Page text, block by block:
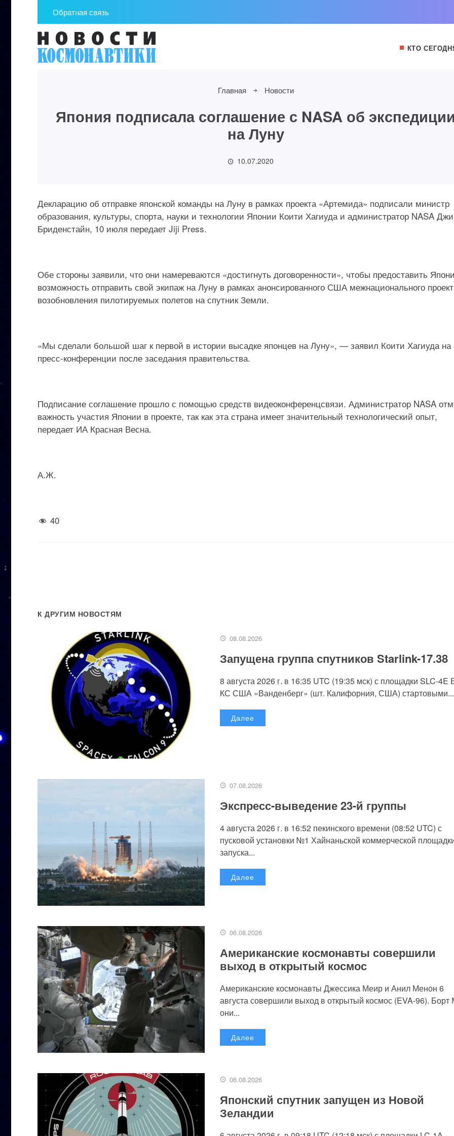
Обратная связь
КТО
Главная Новости
Япония подписала соглашение с NASA об
на Луну
10.07.2020
Декларацию об отправке японской команды на Луну в рамках проекта «Артемида» подписали министр
образования, культуры, спорта, науки и технологии Японии Коити Хагиуда и администратор NASA
Бриденстайн, 10 июля передает Jiji Press.
Обе стороны заявили, что они намереваются «достигнуть договоренности», чтобы предоставить
возможность отправить свой экипаж на Луну в рамках анонсированного США межнационального
возобновления пилотируемых полетов на спутник Земли.
«Мы сделали большой шаг к первой в истории высадке японцев на Луну», — заявил Коити Хагиуда на
пресс-конференции после заседания правительства.
Подписание соглашение прошло с помощью средств видеоконференцсвязи. Администратор NASA
важность участия Японии в проекте, так как эта страна имеет значительный технологический опыт,
передает ИА Красная Весна.
А.Ж.
40
К ДРУГИМ НОВОСТЯМ
08.08.2026
Запущена группа спутников Starlink-17.38
8 августа 2026 г. в 16:35 UTC (19:35 мск) с площадки SLC-4E
КС США «Ванденберг» (шт. Калифорния, США) стартовыми...
Далее
07.08.2026
Экспресс-выведение 23-й группы
4 августа 2026 г. в 16:52 пекинского времени (08:52 UTC) с
пусковой установки №1 Хайнаньской коммерческой
запуска...
Далее
06.08.2026
Американские космонавты совершили
выход в открытый космос
Американские космонавты Джессика Меир и Анил Менон 6
августа совершили выход в открытый космос (EVA-96).
они...
Далее
06.08.2026
Японский спутник запущен из Новой
Зеландии